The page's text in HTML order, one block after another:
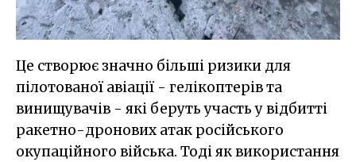
Це створює значно більші ризики для
пілотованої авіації - гелікоптерів та
винищувачів - які беруть участь у відбитті
ракетно-дронових атак російського
окупаційного війська. Тоді як використання